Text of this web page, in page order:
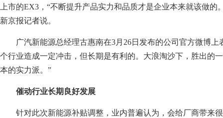
上市的EX3，“不断提升产品实力和品质才是企业本来就该做的
新京报记者说。
广汽新能源总经理古惠南在3月26日发布的公司官方微博上
个行业造成一定冲击，但长期是有利的。大浪淘沙下，胜出的
本的实力派。”
催动行业长期良好发展
针对此次新能源补贴调整，业内普遍认为，会给厂商带来